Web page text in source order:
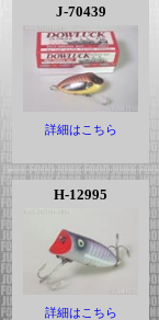
J-70439
詳細はこちら
H-12995
詳細はこちら